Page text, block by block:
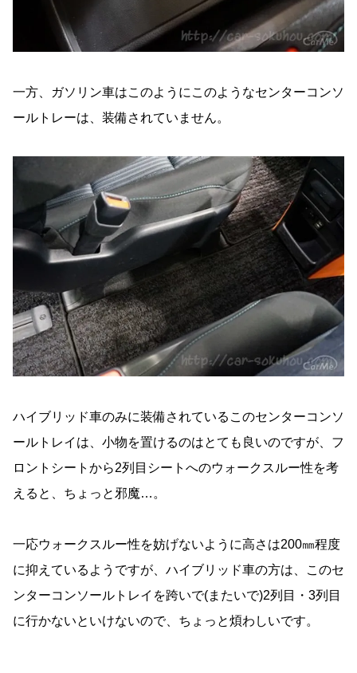
一方、ガソリン車はこのようにこのようなセンターコンソ
ールトレーは、装備されていません。
ハイブリッド車のみに装備されているこのセンターコンソ
ールトレイは、小物を置けるのはとても良いのですが、フ
ロントシートから2列目シートへのウォークスルー性を考
えると、ちょっと邪魔…。
一応ウォークスルー性を妨げないように高さは200㎜程度
に抑えているようですが、ハイブリッド車の方は、このセ
ンターコンソールトレイを跨いで(またいで)2列目・3列目
に行かないといけないので、ちょっと煩わしいです。